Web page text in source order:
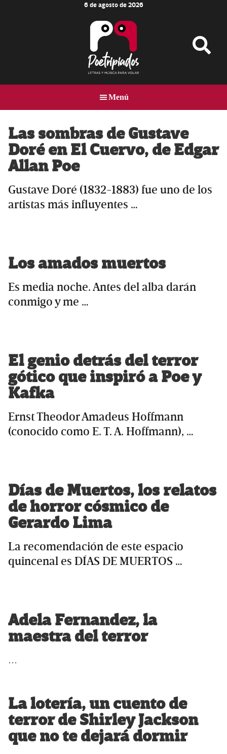
6 de agosto de 2026
MÚSICA
PARA
Menú
Las sombras de Gustave
Doré en El Cuervo, de Edgar
Allan Poe
Gustave Doré (1832-1883) fue uno de los
artistas más influyentes …
Los amados muertos
Es media noche. Antes del alba darán
conmigo y me …
El genio detrás del terror
gótico que inspiró a Poe y
Kafka
Ernst Theodor Amadeus Hoffmann
(conocido como E. T. A. Hoffmann), …
Días de Muertos, los relatos
de horror cósmico de
Gerardo Lima
La recomendación de este espacio
quincenal es DÍAS DE MUERTOS …
Adela Fernandez, la
maestra del terror
…
La lotería, un cuento de
terror de Shirley Jackson
que no te dejará dormir